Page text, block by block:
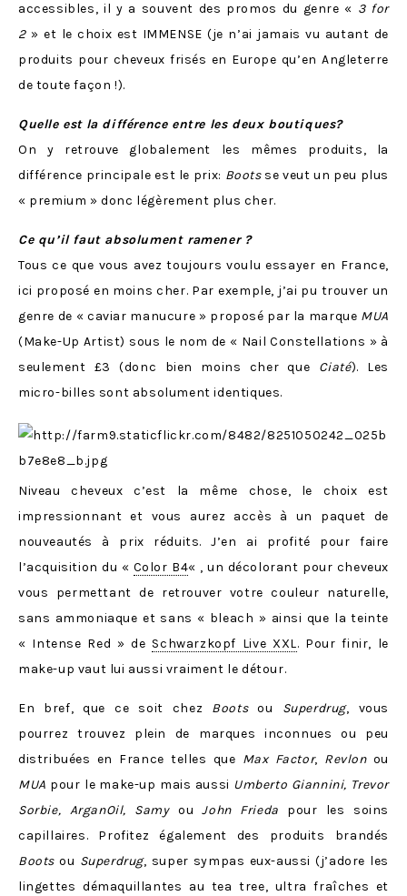
accessibles, il y a souvent des promos du genre « 3 for
2» et le choix est IMMENSE (je n’ai jamais vu autant de
produits pour cheveux frisés en Europe qu’en Angleterre
de toute façon !).
Quelle est la différence entre les deux boutiques?
On y retrouve globalement les mêmes produits, la
différence principale est le prix: Bootsse veut un peu plus
« premium » donc légèrement plus cher.
Ce qu’il faut absolument ramener ?
Tous ce que vous avez toujours voulu essayer en France,
ici proposé en moins cher. Par exemple, j’ai pu trouver un
genre de « caviar manucure » proposé par la marque MUA
(Make-Up Artist) sous le nom de « Nail Constellations » à
seulement £3 (donc bien moins cher que Ciaté). Les
micro-billes sont absolument identiques.
Niveau cheveux c’est la même chose, le choix est
impressionnant et vous aurez accès à un paquet de
nouveautés à prix réduits. J’en ai profité pour faire
l’acquisition du « Color B4« , un décolorant pour cheveux
vous permettant de retrouver votre couleur naturelle,
sans ammoniaque et sans « bleach » ainsi que la teinte
« Intense Red » de Schwarzkopf Live XXL. Pour finir, le
make-up vaut lui aussi vraiment le détour.
En bref, que ce soit chez Bootsou Superdrug, vous
pourrez trouvez plein de marques inconnues ou peu
distribuées en France telles que Max Factor, Revlonou
MUA pour le make-up mais aussi Umberto Giannini, Trevor
Sorbie, ArganOil, Samy ou John Frieda pour les soins
capillaires. Profitez également des produits brandés
Boots ou Superdrug, super sympas eux-aussi (j’adore les
lingettes démaquillantes au tea tree, ultra fraîches et